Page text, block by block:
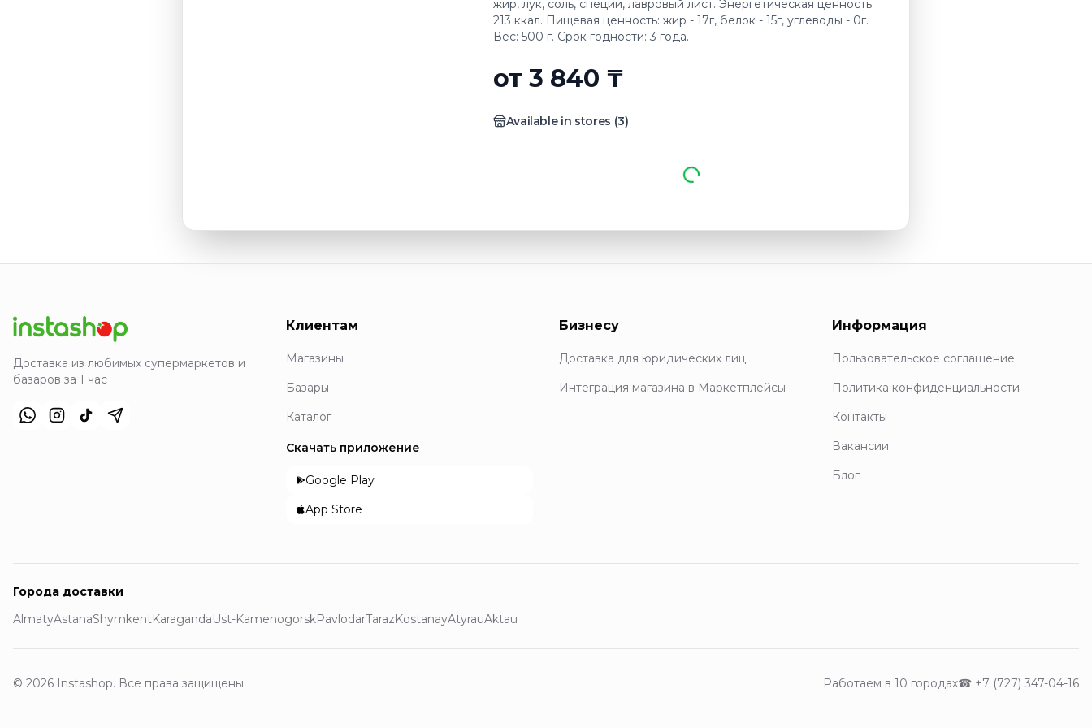
жир, лук, соль, специи, лавровый лист. Энергетическая ценность:
213 ккал. Пищевая ценность: жир - 17г, белок - 15г, углеводы - 0г.
Вес: 500 г. Срок годности: 3 года.
от 3 840 ₸
Available in stores (3)
Доставка из любимых супермаркетов и
базаров за 1 час
Клиентам
Магазины
Базары
Каталог
Скачать приложение
Google Play
App Store
Бизнесу
Доставка для юридических лиц
Интеграция магазина в Маркетплейсы
Информация
Пользовательское соглашение
Политика конфиденциальности
Контакты
Вакансии
Блог
Города доставки
AlmatyAstanaShymkentKaragandaUst-KamenogorskPavlodarTarazKostanayAtyrauAktau
© 2026 Instashop. Все права защищены. Работаем в 10 городах☎ +7 (727) 347-04-16